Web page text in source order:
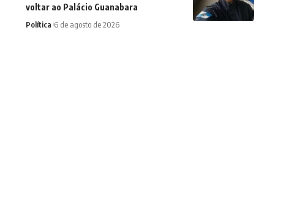
voltar ao Palácio Guanabara
Política 6 de agosto de 2026